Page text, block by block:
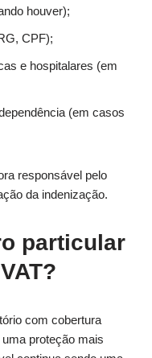
houver);
CPF);
e hospitalares (em
(em casos
responsável pelo
da indenização.
particular
com cobertura
proteção mais